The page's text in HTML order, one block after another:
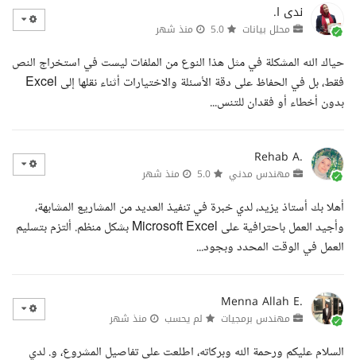
ندى ا.
محلل بيانات منذ شهر
حياك الله المشكلة في مثل هذا النوع من الملفات ليست في استخراج النص
فقط، بل في الحفاظ على دقة الأسئلة والاختيارات أثناء نقلها إلى Excel
بدون أخطاء أو فقدان للتنس...
Rehab A.
مهندس مدني منذ شهر
أهلا بك أستاذ يزيد، لدي خبرة في تنفيذ العديد من المشاريع المشابهة،
وأجيد العمل باحترافية على Microsoft Excel بشكل منظم. ألتزم بتسليم
العمل في الوقت المحدد وبجود...
Menna Allah E.
مهندس برمجيات لم يحسب منذ شهر
السلام عليكم ورحمة الله وبركاته، اطلعت على تفاصيل المشروع، و. لدي